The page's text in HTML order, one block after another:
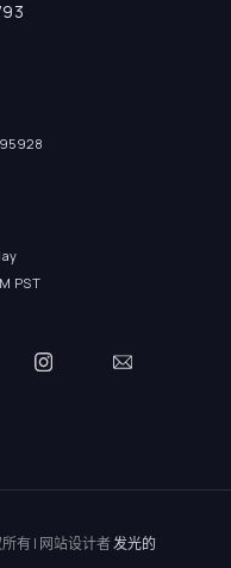
PST
有 | 网站设计者发光的